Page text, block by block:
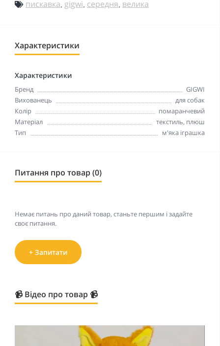
пискавка gigwi середня велика
Характеристики
Характеристики
Бренд
GIGWI
Вихованець
для собак
Колір
помаранчевий
Матеріал
текстиль, плюш
Тип
м'яка іграшка
Питання про товар (0)
Немає питань про даний товар, станьте першим і задайте
своє питання.
+ Запитати
📹 Відео про товар 📹